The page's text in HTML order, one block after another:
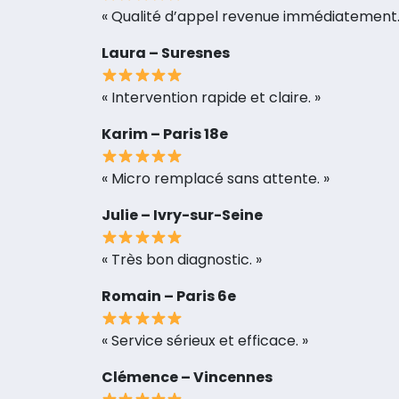
« Qualité d’appel revenue
Laura – Suresnes
« Intervention rapide et claire. »
Karim – Paris 18e
« Micro remplacé sans attente. »
Julie – Ivry-sur-Seine
« Très bon diagnostic. »
Romain – Paris 6e
« Service sérieux et efficace. »
Clémence – Vincennes